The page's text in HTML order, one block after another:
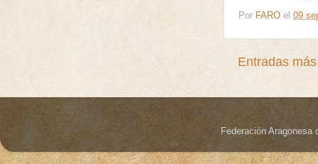
Por FARO el 09
Entradas
Federación